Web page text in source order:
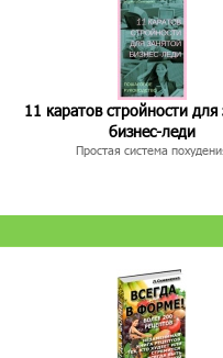
11 каратов стройности для
бизнес-леди
Простая система